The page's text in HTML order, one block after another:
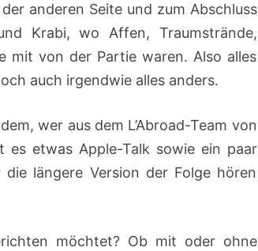
anderen Seite und zum Abschluss
Krabi, wo Affen, Traumstrände,
mit von der Partie waren. Also alles
auch irgendwie alles anders.
wer aus dem L’Abroad-Team von
etwas Apple-Talk sowie ein paar
längere Version der Folge hören
möchtet? Ob mit oder ohne